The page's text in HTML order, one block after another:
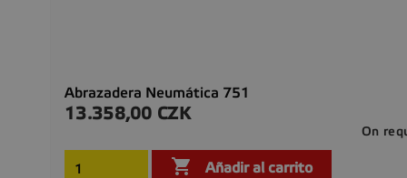
Abrazadera Neumática 751
Precio
13.358,00 CZK
On
 Añadir al carrito